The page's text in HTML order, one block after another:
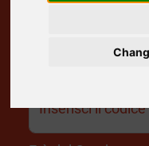
Tempo di
Inserisci il